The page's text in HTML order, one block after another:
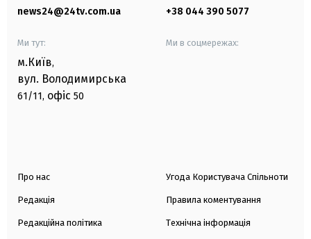
news24@24tv.com.ua +38 044 390 5077
Ми тут:
м.Київ,
вул. Володимирська
61/11, офіс 50
Ми в соцмережах:
Про нас
Редакція
Редакційна політика
Угода Користувача Спільноти
Правила коментування
Технічна інформація